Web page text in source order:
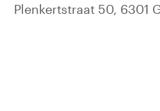
Plenkertstraat 50, 6301